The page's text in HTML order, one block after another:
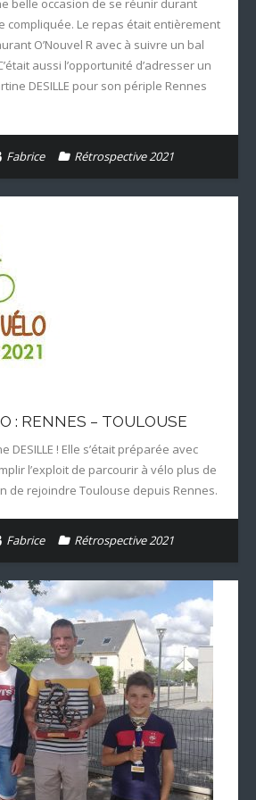
belle occasion de se réunir durant
compliquée. Le repas était entièrement
O’Nouvel R avec à suivre un bal
aussi l’opportunité d’adresser un
DESILLE pour son périple Rennes
Fabrice Rétrospective 2021
: RENNES – TOULOUSE
DESILLE ! Elle s’était préparée avec
l’exploit de parcourir à vélo plus de
de rejoindre Toulouse depuis Rennes.
Fabrice Rétrospective 2021